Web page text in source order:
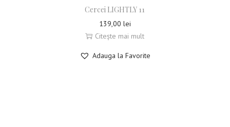
Cercei LIGHTLY 11
139,00 lei
Citește mai mult
Adauga la Favorite